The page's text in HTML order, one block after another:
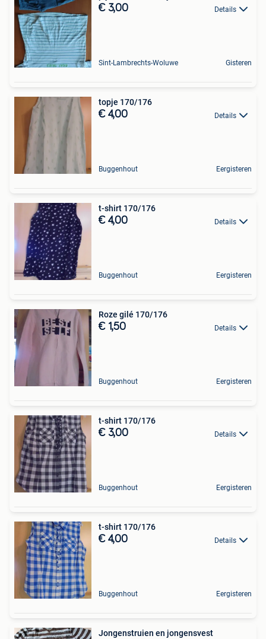
€ 3,00 Details
Sint-Lambrechts-Woluwe Gisteren
topje 170/176
€ 4,00 Details
Buggenhout Eergisteren
t-shirt 170/176
€ 4,00 Details
Buggenhout Eergisteren
Roze gilé 170/176
€ 1,50 Details
Buggenhout Eergisteren
t-shirt 170/176
€ 3,00 Details
Buggenhout Eergisteren
t-shirt 170/176
€ 4,00 Details
Buggenhout Eergisteren
Jongenstruien en jongensvest